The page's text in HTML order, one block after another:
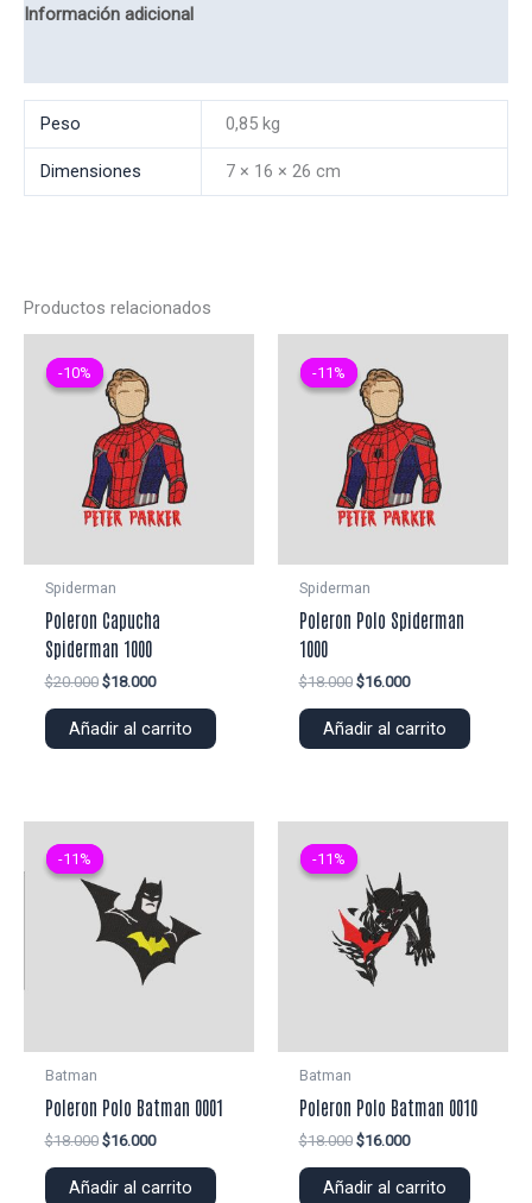
Información adicional
Peso 0,85 kg
Dimensiones 7 × 16 × 26 cm
Productos relacionados
-10%
-10%
Spiderman
Poleron Capucha
Spiderman 1000
$20.000 El
original
$18.000El
actual
Añadir al carrito
-11%
-11%
Spiderman
Poleron Polo Spiderman
1000
$18.000 El
original
$16.000El
actual
Añadir al carrito
-11%
-11%
Batman
Poleron Polo Batman 0001
$18.000 El
original
$16.000El
actual
Añadir al carrito
-11%
-11%
Batman
Poleron Polo Batman 0010
$18.000 El
original
$16.000El
actual
Añadir al carrito